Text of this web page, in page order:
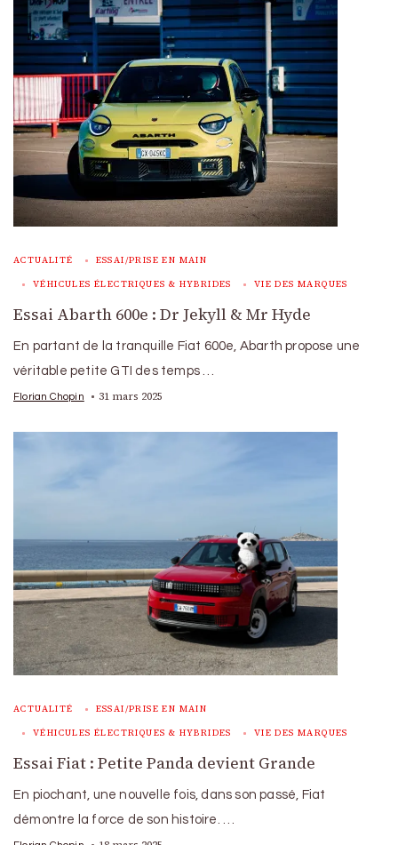
ACTUALITÉ ESSAI/PRISE EN MAIN
VÉHICULES ÉLECTRIQUES & HYBRIDES VIE DES MARQUES
Essai Abarth 600e : Dr Jekyll & Mr Hyde
En partant de la tranquille Fiat 600e, Abarth propose une
véritable petite GTI des temps …
Florian Chopin 31 mars 2025
ACTUALITÉ ESSAI/PRISE EN MAIN
VÉHICULES ÉLECTRIQUES & HYBRIDES VIE DES MARQUES
Essai Fiat : Petite Panda devient Grande
En piochant, une nouvelle fois, dans son passé, Fiat
démontre la force de son histoire. …